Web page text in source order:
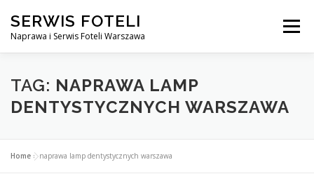
treści
SERWIS FOTELI
Naprawa i Serwis Foteli Warszawa
Menu
NAPRAWA FOTELI DENTYSTYCZNE I MEDYCZNE
TAG: NAPRAWA LAMP
DENTYSTYCZNYCH WARSZAWA
Home »naprawa lamp dentystycznych warszawa